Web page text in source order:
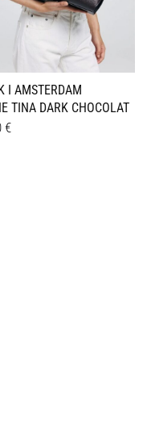
I AMSTERDAM
TINA DARK CHOCOLAT
€